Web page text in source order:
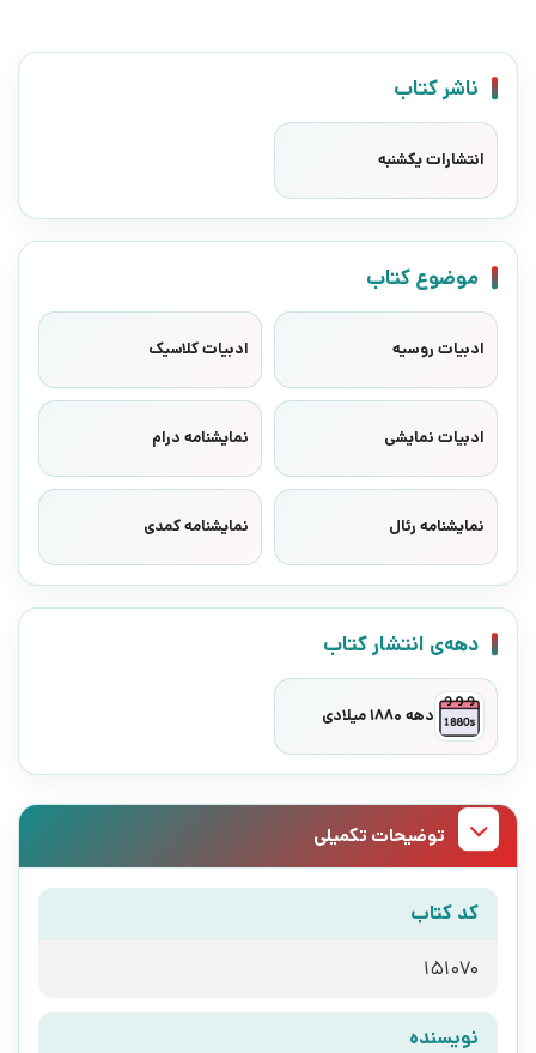
ناشر کتاب
انتشارات یکشنبه
موضوع کتاب
ادبیات روسیه ادبیات کلاسیک
ادبیات نمایشی نمایشنامه درام
نمایشنامه رئال نمایشنامه کمدی
دهه‌ی انتشار کتاب
دهه 1880 میلادی
توضیحات تکمیلی
کد کتاب
151070
نویسنده